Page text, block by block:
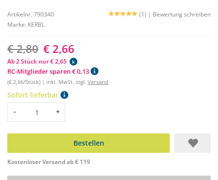
Artikelnr. 790340 (1) | Bewertung schreiben
Marke: KERBL
€ 2,80 € 2,66
Ab 2 Stück nur € 2,65 k
RC-Mitglieder sparen € 0,13
(€ 2,66/Stück) | inkl. MwSt. zzgl. Versand
Sofort lieferbar
Menge
- +
Bestellen
Kostenloser Versand ab € 119